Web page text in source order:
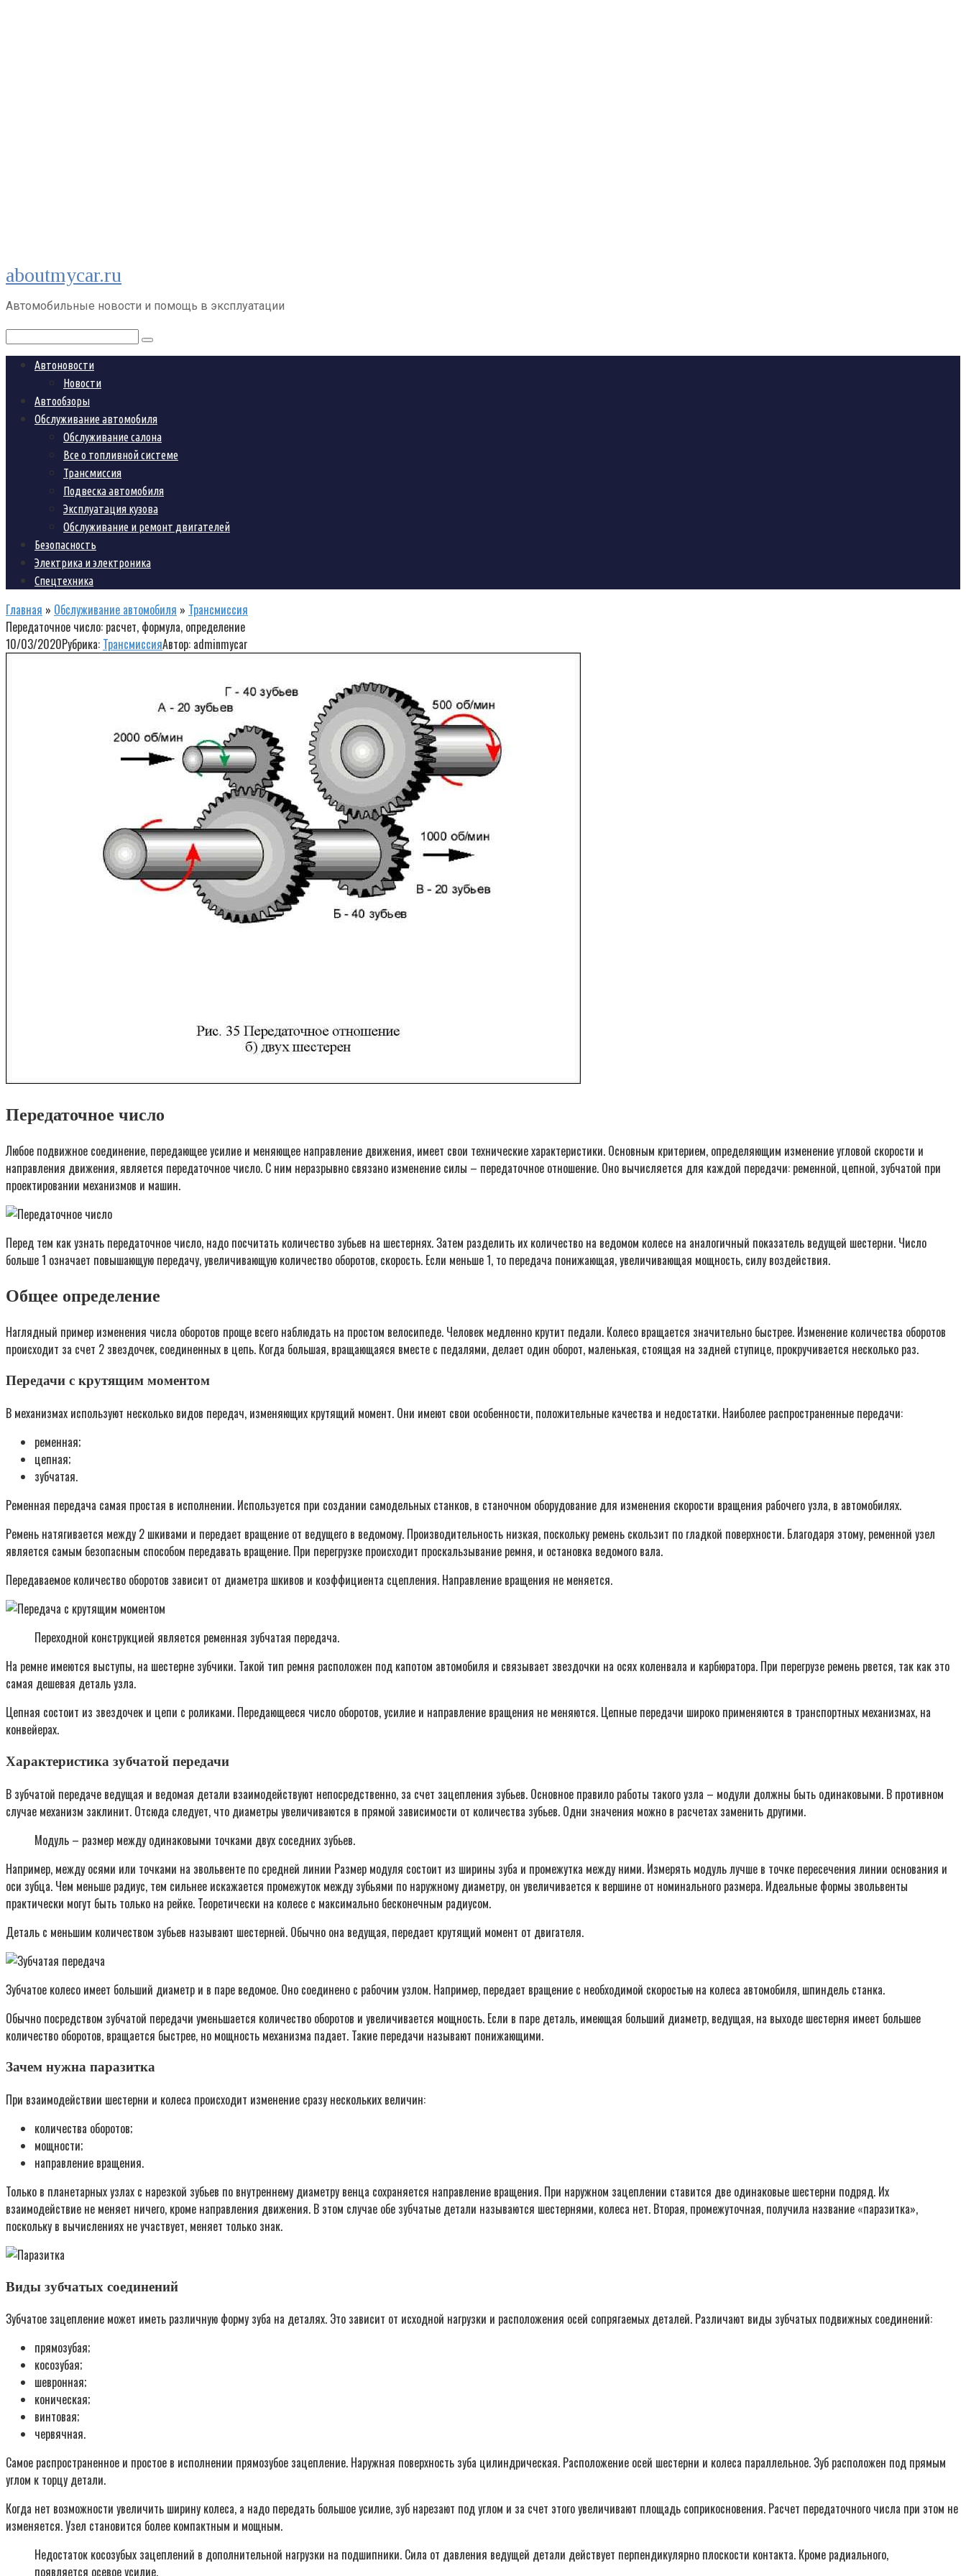
Перейти
к
контенту
aboutmycar.ru
Автомобильные новости и помощь в эксплуатации
Поиск:
Автоновости
Новости
Автообзоры
Обслуживание автомобиля
Обслуживание салона
Все о топливной системе
Трансмиссия
Подвеска автомобиля
Эксплуатация кузова
Обслуживание и ремонт двигателей
Безопасность
Электрика и электроника
Спецтехника
Главная » Обслуживание автомобиля » Трансмиссия
Передаточное число: расчет, формула, определение
10/03/2020Рубрика: ТрансмиссияАвтор: adminmycar
Передаточное число
Любое подвижное соединение, передающее усилие и меняющее направление движения, имеет свои технические характеристики. Основным критерием, определяющим изменение угловой скорости и
направления движения, является передаточное число. С ним неразрывно связано изменение силы – передаточное отношение. Оно вычисляется для каждой передачи: ременной, цепной, зубчатой при
проектировании механизмов и машин.
Перед тем как узнать передаточное число, надо посчитать количество зубьев на шестернях. Затем разделить их количество на ведомом колесе на аналогичный показатель ведущей шестерни. Число
больше 1 означает повышающую передачу, увеличивающую количество оборотов, скорость. Если меньше 1, то передача понижающая, увеличивающая мощность, силу воздействия.
Общее определение
Наглядный пример изменения числа оборотов проще всего наблюдать на простом велосипеде. Человек медленно крутит педали. Колесо вращается значительно быстрее. Изменение количества оборотов
происходит за счет 2 звездочек, соединенных в цепь. Когда большая, вращающаяся вместе с педалями, делает один оборот, маленькая, стоящая на задней ступице, прокручивается несколько раз.
Передачи с крутящим моментом
В механизмах используют несколько видов передач, изменяющих крутящий момент. Они имеют свои особенности, положительные качества и недостатки. Наиболее распространенные передачи:
ременная;
цепная;
зубчатая.
Ременная передача самая простая в исполнении. Используется при создании самодельных станков, в станочном оборудование для изменения скорости вращения рабочего узла, в автомобилях.
Ремень натягивается между 2 шкивами и передает вращение от ведущего в ведомому. Производительность низкая, поскольку ремень скользит по гладкой поверхности. Благодаря этому, ременной узел
является самым безопасным способом передавать вращение. При перегрузке происходит проскальзывание ремня, и остановка ведомого вала.
Передаваемое количество оборотов зависит от диаметра шкивов и коэффициента сцепления. Направление вращения не меняется.
Переходной конструкцией является ременная зубчатая передача.
На ремне имеются выступы, на шестерне зубчики. Такой тип ремня расположен под капотом автомобиля и связывает звездочки на осях коленвала и карбюратора. При перегрузе ремень рвется, так как это
самая дешевая деталь узла.
Цепная состоит из звездочек и цепи с роликами. Передающееся число оборотов, усилие и направление вращения не меняются. Цепные передачи широко применяются в транспортных механизмах, на
конвейерах.
Характеристика зубчатой передачи
В зубчатой передаче ведущая и ведомая детали взаимодействуют непосредственно, за счет зацепления зубьев. Основное правило работы такого узла – модули должны быть одинаковыми. В противном
случае механизм заклинит. Отсюда следует, что диаметры увеличиваются в прямой зависимости от количества зубьев. Одни значения можно в расчетах заменить другими.
Модуль – размер между одинаковыми точками двух соседних зубьев.
Например, между осями или точками на эвольвенте по средней линии Размер модуля состоит из ширины зуба и промежутка между ними. Измерять модуль лучше в точке пересечения линии основания и
оси зубца. Чем меньше радиус, тем сильнее искажается промежуток между зубьями по наружному диаметру, он увеличивается к вершине от номинального размера. Идеальные формы эвольвенты
практически могут быть только на рейке. Теоретически на колесе с максимально бесконечным радиусом.
Деталь с меньшим количеством зубьев называют шестерней. Обычно она ведущая, передает крутящий момент от двигателя.
Зубчатое колесо имеет больший диаметр и в паре ведомое. Оно соединено с рабочим узлом. Например, передает вращение с необходимой скоростью на колеса автомобиля, шпиндель станка.
Обычно посредством зубчатой передачи уменьшается количество оборотов и увеличивается мощность. Если в паре деталь, имеющая больший диаметр, ведущая, на выходе шестерня имеет большее
количество оборотов, вращается быстрее, но мощность механизма падает. Такие передачи называют понижающими.
Зачем нужна паразитка
При взаимодействии шестерни и колеса происходит изменение сразу нескольких величин:
количества оборотов;
мощности;
направление вращения.
Только в планетарных узлах с нарезкой зубьев по внутреннему диаметру венца сохраняется направление вращения. При наружном зацеплении ставится две одинаковые шестерни подряд. Их
взаимодействие не меняет ничего, кроме направления движения. В этом случае обе зубчатые детали называются шестернями, колеса нет. Вторая, промежуточная, получила название «паразитка»,
поскольку в вычислениях не участвует, меняет только знак.
Виды зубчатых соединений
Зубчатое зацепление может иметь различную форму зуба на деталях. Это зависит от исходной нагрузки и расположения осей сопрягаемых деталей. Различают виды зубчатых подвижных соединений:
прямозубая;
косозубая;
шевронная;
коническая;
винтовая;
червячная.
Самое распространенное и простое в исполнении прямозубое зацепление. Наружная поверхность зуба цилиндрическая. Расположение осей шестерни и колеса параллельное. Зуб расположен под прямым
углом к торцу детали.
Когда нет возможности увеличить ширину колеса, а надо передать большое усилие, зуб нарезают под углом и за счет этого увеличивают площадь соприкосновения. Расчет передаточного числа при этом не
изменяется. Узел становится более компактным и мощным.
Недостаток косозубых зацеплений в дополнительной нагрузки на подшипники. Сила от давления ведущей детали действует перпендикулярно плоскости контакта. Кроме радиального,
появляется осевое усилие.